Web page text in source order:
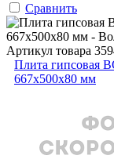
Сравнить
Артикул товара
Плита гипсовая
667х500х80 мм